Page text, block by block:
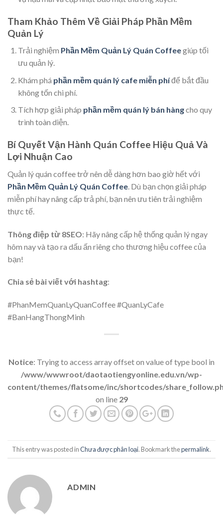
Tham Khảo Thêm Về Giải Pháp Phần Mềm
Quản Lý
Trải nghiệm Phần Mềm Quản Lý Quán Coffeegiúp tối
ưu quản lý.
Khám phá phần mềm quán lý cafe miễn phíđể bắt đầu
không tốn chi phí.
Tích hợp giải pháp phần mềm quán lý bán hàngcho quy
trình toàn diện.
Bí Quyết Vận Hành Quán Coffee Hiệu Quả Và
Lợi Nhuận Cao
Quản lý quán coffee trở nên dễ dàng hơn bao giờ hết với
Phần Mềm Quản Lý Quán Coffee. Dù bạn chọn giải pháp
miễn phí hay nâng cấp trả phí, bạn nên ưu tiên trải nghiệm
thực tế.
Thông điệp từ 8SEO: Hãy nâng cấp hệ thống quản lý ngay
hôm nay và tạo ra dấu ấn riêng cho thương hiệu coffee của
bạn!
Chia sẻ bài viết với hashtag:
#PhanMemQuanLyQuanCoffee #QuanLyCafe
#BanHangThongMinh
Notice: Trying to access array offset on value of type bool in
/www/wwwroot/daotaotiengyonline.edu.vn/wp-
content/themes/flatsome/inc/shortcodes/
on line 29
This entry was posted inChưa được phân loại. Bookmark thepermalink.
ADMIN